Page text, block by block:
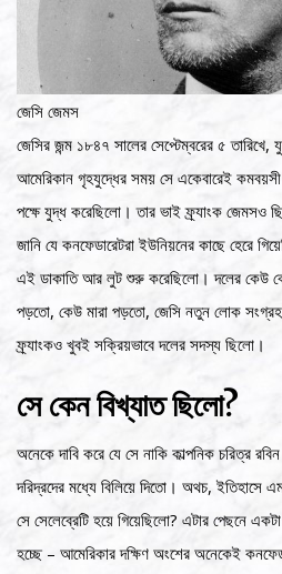
জেসি জেমস
জেসির জন্ম ১৮৪৭ সালের সেপ্টেম্বরের ৫ তারিখে,
আমেরিকান গৃহযুদ্ধের সময় সে একেবারেই কমবয়সী
পক্ষে যুদ্ধ করেছিলো। তার ভাই ফ্র্যাংক জেমসও
জানি যে কনফেডারেটরা ইউনিয়নের কাছে হেরে
এই ডাকাতি আর লুট শুরু করেছিলো। দলের কেউ
পড়তো, কেউ মারা পড়তো, জেসি নতুন লোক
ফ্র্যাংকও খুবই সক্রিয়ভাবে দলের সদস্য ছিলো।
সে কেন বিখ্যাত ছিলো?
অনেকে দাবি করে যে সে নাকি কাল্পনিক চরিত্র
দরিদ্রদের মধ্যে বিলিয়ে দিতো। অথচ,
সে সেলেব্রেটি হয়ে গিয়েছিলো? এটার পেছনে
হচ্ছে – আমেরিকার দক্ষিণ অংশের অনেকেই